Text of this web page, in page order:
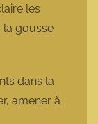
les
la gousse
dans la
amener à